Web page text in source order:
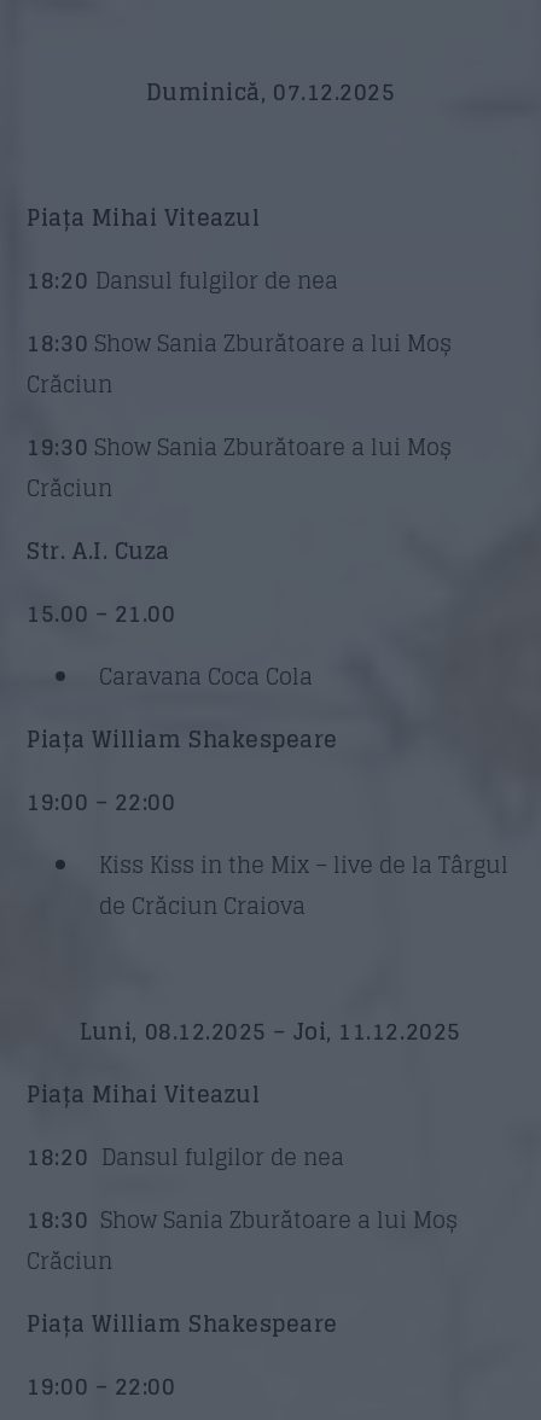
Duminică, 07.12.2025
Piața Mihai Viteazul
18:20 Dansul fulgilor de nea
18:30 Show Sania Zburătoare a lui Moș
Crăciun
19:30 Show Sania Zburătoare a lui Moș
Crăciun
Str. A.I. Cuza
15.00 – 21.00
Caravana Coca Cola
Piața William Shakespeare
19:00 – 22:00
Kiss Kiss in the Mix – live de la Târgul
de Crăciun Craiova
Luni, 08.12.2025 – Joi, 11.12.2025
Piața Mihai Viteazul
18:20 Dansul fulgilor de nea
18:30 Show Sania Zburătoare a lui Moș
Crăciun
Piața William Shakespeare
19:00 – 22:00